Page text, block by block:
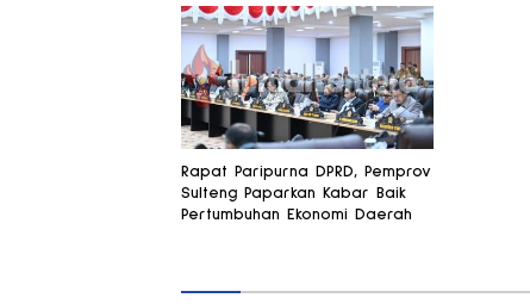
Rapat Paripurna DPRD, Pemprov
Sulteng Paparkan Kabar Baik
Pertumbuhan Ekonomi Daerah